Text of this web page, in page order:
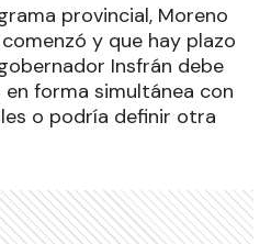
provincial, Moreno
y que hay plazo
Insfrán debe
forma simultánea con
o podría definir otra